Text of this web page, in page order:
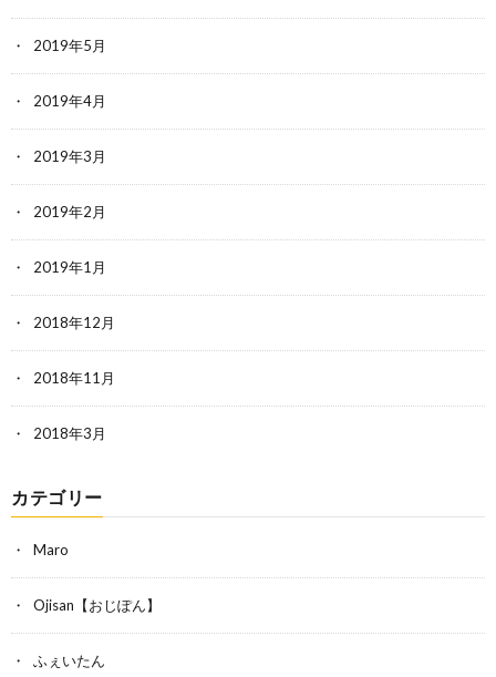
2019年5月
2019年4月
2019年3月
2019年2月
2019年1月
2018年12月
2018年11月
2018年3月
カテゴリー
Maro
Ojisan【おじぽん】
ふぇいたん